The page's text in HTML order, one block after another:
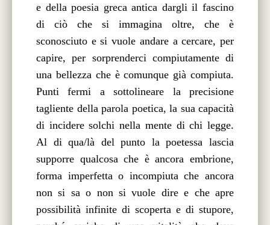
e della poesia greca antica dargli il fascino
di ciò che si immagina oltre, che è
sconosciuto e si vuole andare a cercare, per
capire, per sorprenderci compiutamente di
una bellezza che è comunque già compiuta.
Punti fermi a sottolineare la precisione
tagliente della parola poetica, la sua capacità
di incidere solchi nella mente di chi legge.
Al di qua/là del punto la poetessa lascia
supporre qualcosa che è ancora embrione,
forma imperfetta o incompiuta che ancora
non si sa o non si vuole dire e che apre
possibilità infinite di scoperta e di stupore,